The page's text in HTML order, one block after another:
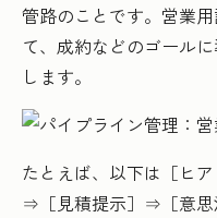
管路のことです。営業
て、成約などのゴール
します。
たとえば、以下は［ヒ
⇒［見積提示］⇒［意